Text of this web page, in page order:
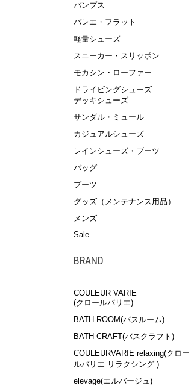
パンプス
バレエ・フラット
軽量シューズ
スニーカー・スリッポン
モカシン・ローファー
ドライビングシューズ
デッキシューズ
サンダル・ミュール
カジュアルシューズ
レインシューズ・ブーツ
バッグ
ブーツ
グッズ（メンテナンス用品）
メンズ
Sale
BRAND
COULEUR VARIE
(クロールバリエ)
BATH ROOM(バスルーム)
BATH CRAFT(バスクラフト)
COULEURVARIE relaxing(クロー
ルバリエ リラクシング )
elevage(エルバージュ)